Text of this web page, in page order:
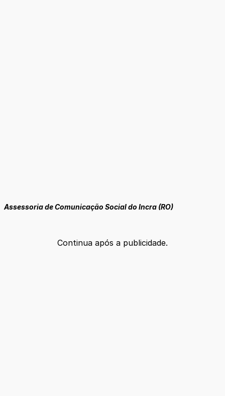
Assessoria de Comunicação Social do Incra (RO)
Continua após a publicidade.